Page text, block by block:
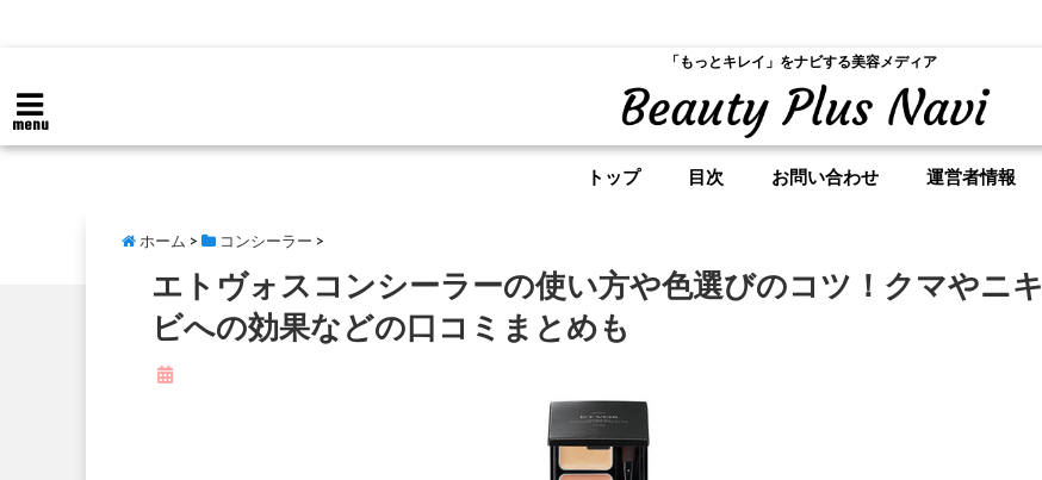
「もっとキレイ」をナビする美容メディア
menu
トップ 目次 お問い合わせ 運営者情報
ホーム > コンシーラー >
エトヴォスコンシーラーの使い方や色選びのコツ！クマやニキ
ビへの効果などの口コミまとめも